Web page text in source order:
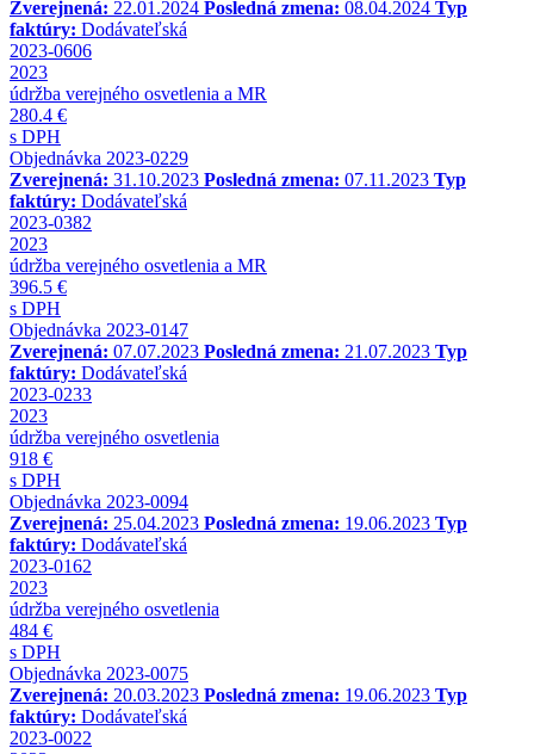
Zverejnená: 22.01.2024 Posledná zmena: 08.04.2024 Typ
faktúry: Dodávateľská
2023-0606
2023
údržba verejného osvetlenia a MR
280.4 €
s DPH
Objednávka 2023-0229
Zverejnená: 31.10.2023 Posledná zmena: 07.11.2023 Typ
faktúry: Dodávateľská
2023-0382
2023
údržba verejného osvetlenia a MR
396.5 €
s DPH
Objednávka 2023-0147
Zverejnená: 07.07.2023 Posledná zmena: 21.07.2023 Typ
faktúry: Dodávateľská
2023-0233
2023
údržba verejného osvetlenia
918 €
s DPH
Objednávka 2023-0094
Zverejnená: 25.04.2023 Posledná zmena: 19.06.2023 Typ
faktúry: Dodávateľská
2023-0162
2023
údržba verejného osvetlenia
484 €
s DPH
Objednávka 2023-0075
Zverejnená: 20.03.2023 Posledná zmena: 19.06.2023 Typ
faktúry: Dodávateľská
2023-0022